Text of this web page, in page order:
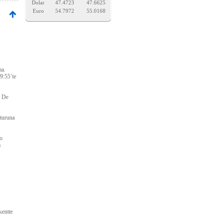
De
Dolar
47.4723
47.6625
Euro
54.7972 55.0168